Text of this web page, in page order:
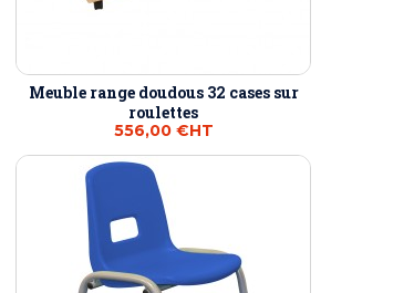
Meuble range doudous 32 cases sur
roulettes
556,00 €HT